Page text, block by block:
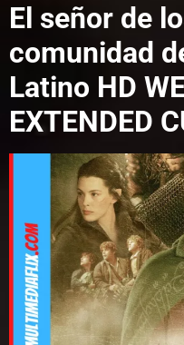
El señor de
comunidad
Latino HD
EXTENDED